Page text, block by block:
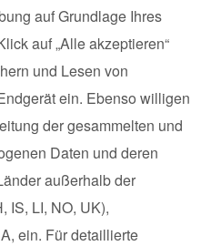
auf Grundlage Ihres
auf „Alle akzeptieren“
und Lesen von
ein. Ebenso willigen
der gesammelten und
Daten und deren
außerhalb der
IS, LI, NO, UK),
ein. Für detaillierte